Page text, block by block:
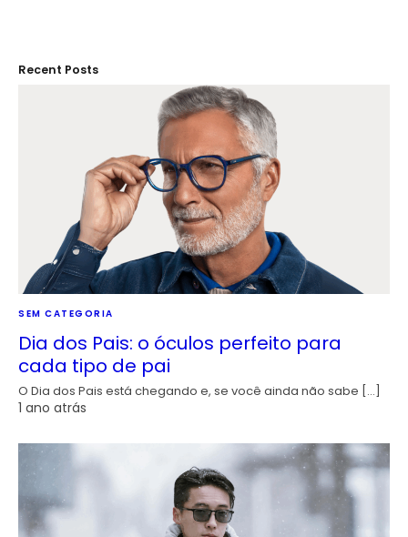
Recent Posts
SEM CATEGORIA
Dia dos Pais: o óculos perfeito para
cada tipo de pai
O Dia dos Pais está chegando e, se você ainda não sabe […]
1 ano atrás